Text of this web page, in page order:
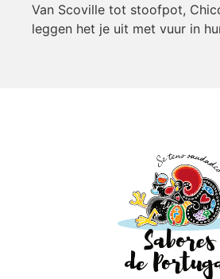
Van Scoville tot stoofpot,
leggen het je uit met vuur in